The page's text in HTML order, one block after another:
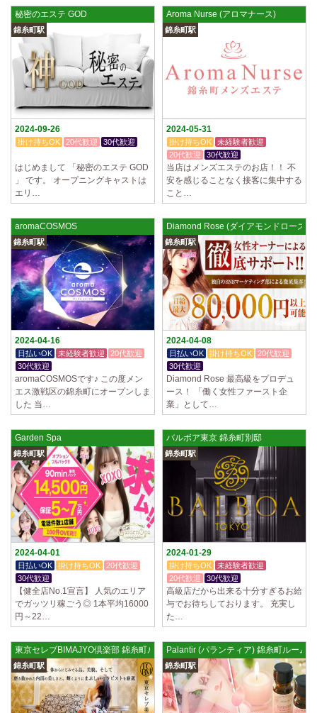
秘密のエステ GOD
錦糸町駅
2024-09-26
掛け持ちOK 20代歓迎
30代歓迎
はじめまして 「秘密のエステ GOD
」 です。 オープニングキャストは
エリ…
Aroma Nurse (アロマナース)
錦糸町駅
2024-05-31
掛け持ちOK
未経験者歓迎
20代歓迎
30代歓迎
当店はメンズエステのお店！！ 不
安を感じることなく接客に集中する
こと…
aromaCOSMOS
錦糸町駅
2024-04-16
日払いOK 未経験者歓迎
20代歓迎
30代歓迎
aromaCOSMOSです♪ この度メン
エス激戦区の錦糸町にオープンしま
した 当…
Diamond Rose (ダイアモンドローズ)
錦糸町駅
2024-04-08
日払いOK 掛け持ちOK
20代歓迎
30代歓迎
Diamond Rose 最高級をプロデュ
ース！ 「働く女性ファースト企
業」として…
Garden Spa
錦糸町駅
2024-04-01
日払いOK 掛け持ちOK
20代歓迎
30代歓迎
【健全店No.1宣言】 人気のエリア
でガッツリ稼ごう◎ 1本平均16000
円～22…
バルボア東京 錦糸町別邸
錦糸町駅
2024-01-29
掛け持ちOK
未経験者歓迎
20代歓迎
30代歓迎
高級店だから出来る十分すぎるお給
与でお待ちしております。 充実し
た…
東京セレブBIMAJYO倶楽部 錦糸町ルーム
錦糸町駅
Palantir (パランティア) 錦糸町ルーム
錦糸町駅